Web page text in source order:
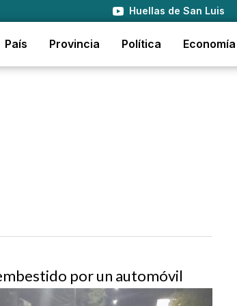
Huellas de San Luis
País Provincia Política Economía
por un automóvil